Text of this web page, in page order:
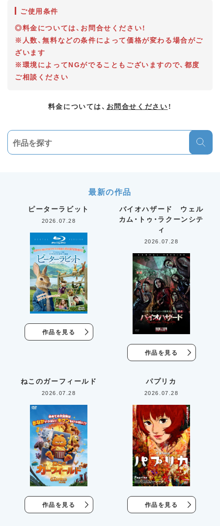
ご使用条件
◎料金については、お問合せください！
※人数、無料などの条件によって価格が変わる場合がご
ざいます
※環境によってNGがでることもございますので、都度
ご相談ください
料金については、 お問合せください ！
最新の作品
ピーターラビット
2026.07.28
作品を見る
バイオハザード ウェル
カム・トゥ・ラクーンシテ
ィ
2026.07.28
作品を見る
ねこのガーフィールド
2026.07.28
作品を見る
パプリカ
2026.07.28
作品を見る